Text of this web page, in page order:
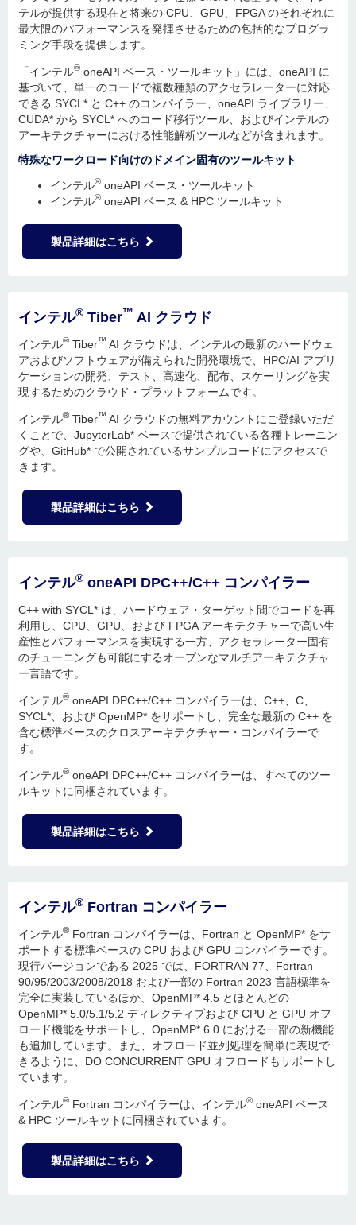
テルが提供する現在と将来の CPU、GPU、FPGA のそれぞれに
最大限のパフォーマンスを発揮させるための包括的なプログラ
ミング手段を提供します。
「インテル® oneAPI ベース・ツールキット」には、oneAPI に
基づいて、単一のコードで複数種類のアクセラレーターに対応
できる SYCL* と C++ のコンパイラー、oneAPI ライブラリー、
CUDA* から SYCL* へのコード移行ツール、およびインテルの
アーキテクチャーにおける性能解析ツールなどが含まれます。
特殊なワークロード向けのドメイン固有のツールキット
インテル® oneAPI ベース・ツールキット
インテル® oneAPI ベース & HPC ツールキット
製品詳細はこちら
インテル® Tiber™ AI クラウド
インテル® Tiber™ AI クラウドは、インテルの最新のハードウェ
アおよびソフトウェアが備えられた開発環境で、HPC/AI アプリ
ケーションの開発、テスト、高速化、配布、スケーリングを実
現するためのクラウド・プラットフォームです。
インテル® Tiber™ AI クラウドの無料アカウントにご登録いただ
くことで、JupyterLab* ベースで提供されている各種トレーニン
グや、GitHub* で公開されているサンプルコードにアクセスで
きます。
製品詳細はこちら
インテル® oneAPI DPC++/C++ コンパイラー
C++ with SYCL* は、ハードウェア・ターゲット間でコードを再
利用し、CPU、GPU、および FPGA アーキテクチャーで高い生
産性とパフォーマンスを実現する一方、アクセラレーター固有
のチューニングも可能にするオープンなマルチアーキテクチャ
ー言語です。
インテル® oneAPI DPC++/C++ コンパイラーは、C++、C、
SYCL*、および OpenMP* をサポートし、完全な最新の C++ を
含む標準ベースのクロスアーキテクチャー・コンパイラーで
す。
インテル® oneAPI DPC++/C++ コンパイラーは、すべてのツー
ルキットに同梱されています。
製品詳細はこちら
インテル® Fortran コンパイラー
インテル® Fortran コンパイラーは、Fortran と OpenMP* をサ
ポートする標準ベースの CPU および GPU コンパイラーです。
現行バージョンである 2025 では、FORTRAN 77、Fortran
90/95/2003/2008/2018 および一部の Fortran 2023 言語標準を
完全に実装しているほか、OpenMP* 4.5 とほとんどの
OpenMP* 5.0/5.1/5.2 ディレクティブおよび CPU と GPU オフ
ロード機能をサポートし、OpenMP* 6.0 における一部の新機能
も追加しています。また、オフロード並列処理を簡単に表現で
きるように、DO CONCURRENT GPU オフロードもサポートし
ています。
インテル® Fortran コンパイラーは、インテル® oneAPI ベース
& HPC ツールキットに同梱されています。
製品詳細はこちら